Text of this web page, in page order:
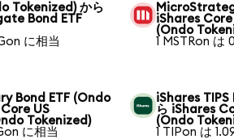
Tokenized) から
Bond ETF
に相当
iShares
(Ondo
1 MSTRon は
Bond ETF (Ondo
US
Tokenized)
に相当
iShares
ら iShares
(Ondo
1 TIPon は